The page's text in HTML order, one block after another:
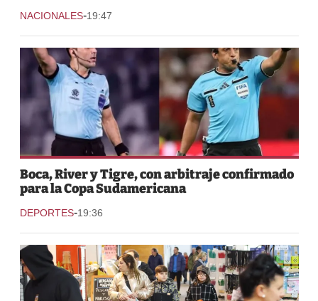
NACIONALES-19:47
Boca, River y Tigre, con arbitraje confirmado
para la Copa Sudamericana
DEPORTES-19:36